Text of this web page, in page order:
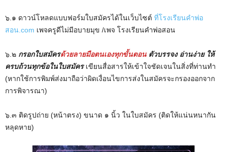
๖.๑ ดาวน์โหลดแบบฟอร์มใบสมัครได้ในเว็บไซต์ ที่โรงเรียนคำพ่อ
สอน.com เพจครูดีไม่มีอบายมุข /เพจ โรงเรียนคำพ่อสอน
๖.๒ กรอกใบสมัครด้วยลายมือตนเองทุกขั้นตอนตัวบรรจง อ่านง่าย ให้
ครบถ้วนทุกข้อในใบสมัครเขียนสื่อสารให้เข้าใจชัดเจนในสิ่งที่ท่านทำ
(หากใช้การพิมพ์ส่งมาถือว่าผิดเงื่อนไขการส่งในสมัครจะกรองออกจาก
การพิจารณา)
๖.๓ ติดรูปถ่าย (หน้าตรง) ขนาด ๑ นิ้ว ในใบสมัคร (ติดให้แน่นหนากัน
หลุดหาย)